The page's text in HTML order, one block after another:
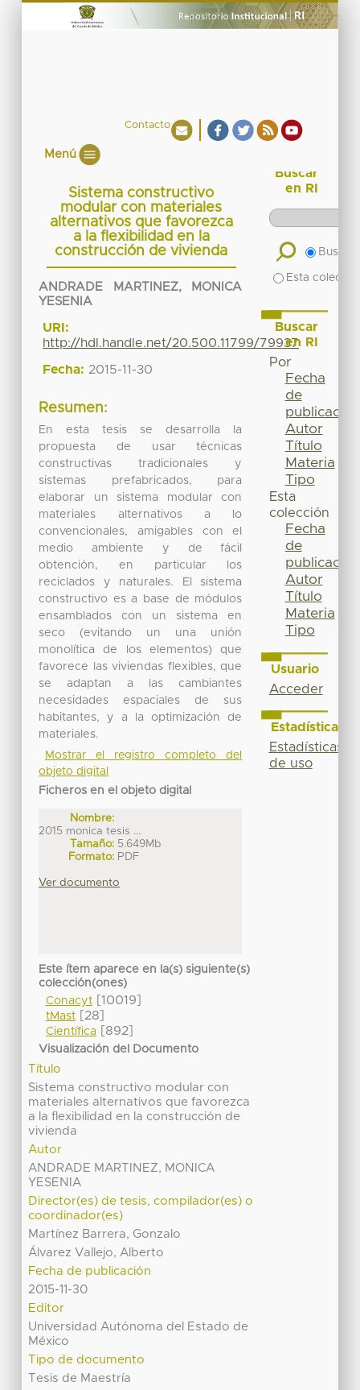
Contacto
Menú
Sistema constructivo
modular con materiales
alternativos que favorezca
a la flexibilidad en la
construcción de vivienda
ANDRADE MARTINEZ, MONICA
YESENIA
URI:
http://hdl.handle.net/20.500.11799/79937
Fecha: 2015-11-30
Resumen:
En esta tesis se desarrolla la
propuesta de usar técnicas
constructivas tradicionales y
sistemas prefabricados, para
elaborar un sistema modular con
materiales alternativos a lo
convencionales, amigables con el
medio ambiente y de fácil
obtención, en particular los
reciclados y naturales. El sistema
constructivo es a base de módulos
ensamblados con un sistema en
seco (evitando un una unión
monolítica de los elementos) que
favorece las viviendas flexibles, que
se adaptan a las cambiantes
necesidades espaciales de sus
habitantes, y a la optimización de
materiales.
Mostrar el registro completo del
objeto digital
Ficheros en el objeto digital
Nombre:
2015 monica tesis ...
Tamaño: 5.649Mb
Formato: PDF
Ver documento
Este ítem aparece en la(s) siguiente(s)
colección(ones)
Conacyt[10019]
tMast[28]
Científica[892]
Visualización del Documento
Título
Sistema constructivo modular con
materiales alternativos que favorezca
a la flexibilidad en la construcción de
vivienda
Autor
ANDRADE MARTINEZ, MONICA
YESENIA
Director(es) de tesis, compilador(es) o
coordinador(es)
Martínez Barrera, Gonzalo
Álvarez Vallejo, Alberto
Fecha de publicación
2015-11-30
Editor
Universidad Autónoma del Estado de
México
Tipo de documento
Tesis de Maestría
Buscar
en RI
Buscar
Esta
Buscar
en RI
Por
Fecha
de
publicación
Autor
Título
Materia
Tipo
Esta
colección
Fecha
de
publicación
Autor
Título
Materia
Tipo
Usuario
Acceder
Estadísticas
Estadísticas
de uso